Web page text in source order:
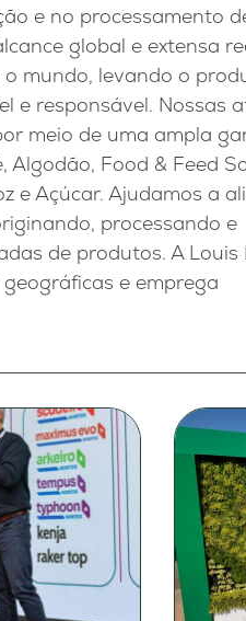
e no processamento
global e extensa
mundo, levando o
e responsável. Nossas
meio de uma ampla
Algodão, Food & Feed
e Açúcar. Ajudamos a
processando e
de produtos. A Louis
e emprega